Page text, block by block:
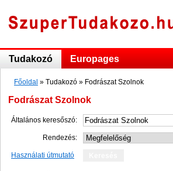
Tudakozó Europages
Főoldal » Tudakozó » Fodrászat Szolnok
Fodrászat Szolnok
Általános keresőszó:
Rendezés:
Használati útmutató